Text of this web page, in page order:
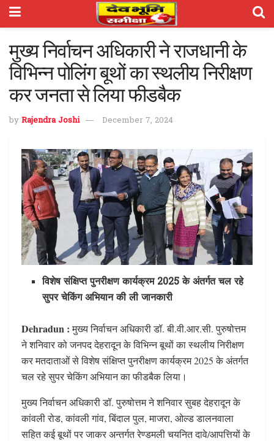
मुख्य निर्वाचन अधिकारी ने राजधानी के
विभिन्न पोलिंग बूथों का स्थलीय निरीक्षण
कर जनता से लिया फीडबैक
by Rajendra Joshi December 7, 2024
विशेष संक्षिप्त पुनरीक्षण कार्यक्रम 2025 के अंतर्गत चल रहे
सुपर चेकिंग अभियान की ली जानकारी
Dehradun :मुख्य निर्वाचन अधिकारी डॉ. बी.वी.आर.सी. पुरुषोत्तम
ने शनिवार को जनपद देहरादून के विभिन्न बूथों का स्थलीय निरीक्षण
कर मतदाताओं से विशेष संक्षिप्त पुनरीक्षण कार्यक्रम 2025 के अंतर्गत
चल रहे सुपर चेकिंग अभियान का फीडबैक लिया।
मुख्य निर्वाचन अधिकारी डॉ. पुरुषोत्तम ने शनिवार सुबह देहरादून के
कांवली रोड, कांवली गांव, बिंदाल पुल, माजरा, ओल्ड डालनवाला
सहित कई बूथों पर जाकर अन्तर्गत रेण्डमली चयनित दावे/आपत्तियों के